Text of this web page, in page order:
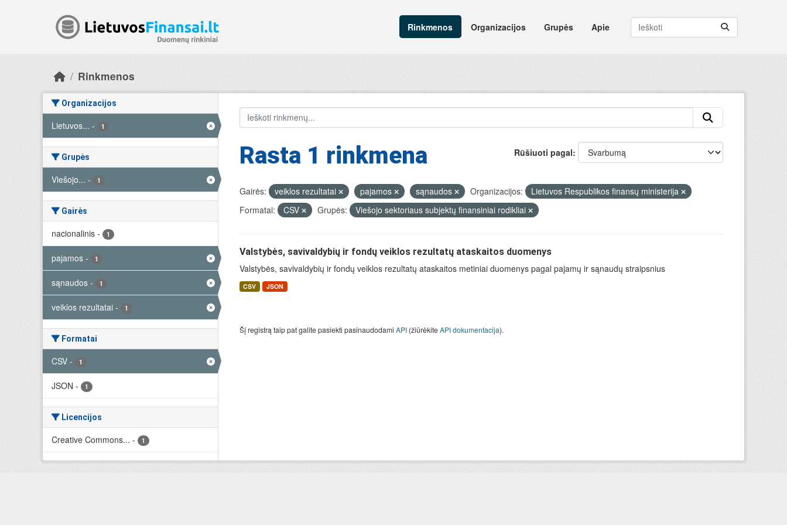
Rinkmenos
Organizacijos Grupės Apie
Rinkmenos
Organizacijos
Lietuvos... - 1
Grupės
Viešojo... - 1
Gairės
nacionalinis - 1
pajamos - 1
sąnaudos - 1
veiklos rezultatai - 1
Formatai
CSV - 1
JSON - 1
Licencijos
Creative Commons... - 1
Rūšiuoti pagal
Rasta 1 rinkmena
Gairės: veiklos rezultatai pajamos sąnaudos Organizacijos:
Lietuvos Respublikos finansų ministerija
Formatai:
CSV Grupės: Viešojo sektoriaus subjektų finansiniai rodikliai
Valstybės, savivaldybių ir fondų veiklos rezultatų ataskaitos duomenys
Valstybės, savivaldybių ir fondų veiklos rezultatų ataskaitos metiniai duomenys pagal pajamų ir sąnaudų straipsnius
CSV JSON
Šį registrą taip pat galite pasiekti pasinaudodami API(žiūrėkiteAPI dokumentacija).